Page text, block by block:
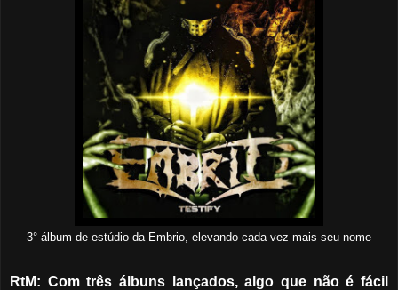
3° álbum de estúdio da Embrio, elevando cada vez mais seu nome
RtM: Com três álbuns lançados, algo que não é fácil